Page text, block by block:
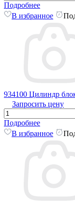
Подробнее
В избранное
934100 Цилиндр
Запросить цену
Подробнее
В избранное